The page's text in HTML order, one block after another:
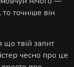
точніше він
що твій запит
чесно про це